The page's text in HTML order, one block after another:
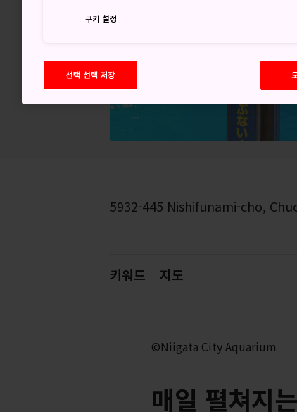
5932-445 Nishifunami-cho,
키워드 지도
©Niigata City Aquarium
매일 펼쳐지
쿠키 설정
선택 선택 저장